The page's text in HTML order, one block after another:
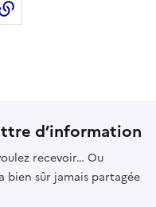
Linkedinsur Instagram
d’information
recevoir… Ou
bien sûr jamais partagée